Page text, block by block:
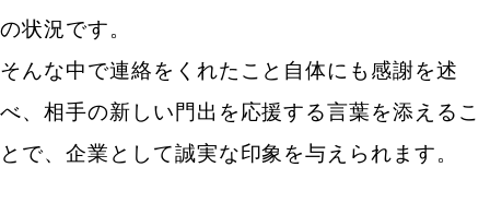
の状況です。
そんな中で連絡をくれたこと自体にも感謝を述
べ、相手の新しい門出を応援する言葉を添えるこ
とで、企業として誠実な印象を与えられます。